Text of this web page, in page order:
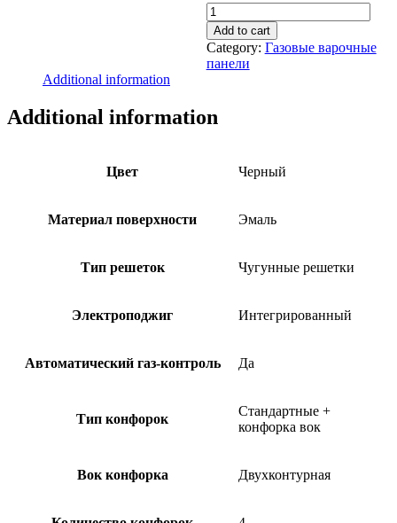
ГАЗОВАЯ
ПАНЕЛЬ
AKIRA
IBL-
M64X2LX
Add to cart
Category: Газовые варочные
панели
Additional information
Additional information
Цвет Черный
Материал поверхности Эмаль
Тип решеток Чугунные решетки
Электроподжиг Интегрированный
Автоматический газ-контроль Да
Тип конфорок
Стандартные +
конфорка вок
Вок конфорка Двухконтурная